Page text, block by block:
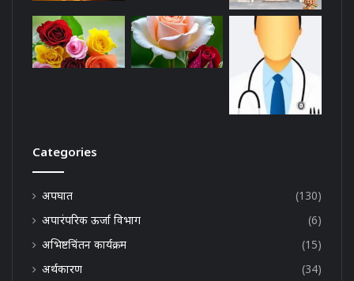
Categories
अपघात
(130)
अपारंपरिक ऊर्जा विभाग
(6)
अभिष्टचिंतन कार्यक्रम
(15)
अर्थकारण
(34)